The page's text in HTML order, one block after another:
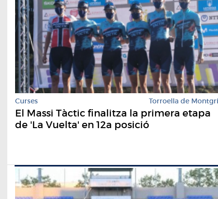
Curses Torroella de Montgrí
El Massi Tàctic finalitza la primera etapa
de 'La Vuelta' en 12a posició